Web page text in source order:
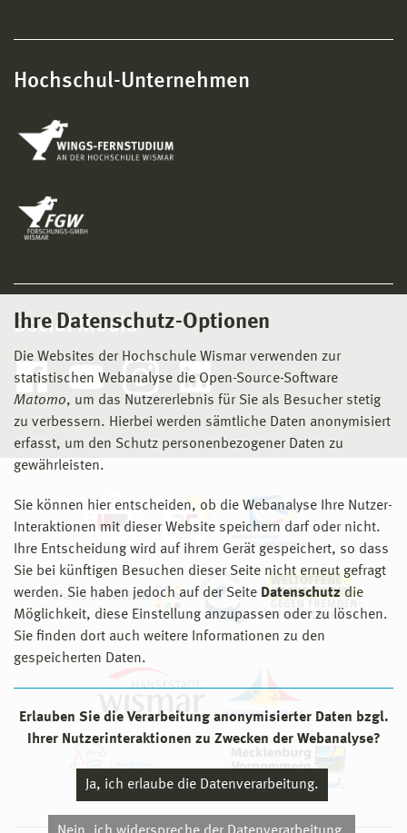
Ihre Datenschutz-Optionen
Die Websites der Hochschule Wismar verwenden zur
statistischen Webanalyse die Open-Source-Software
Matomo, um das Nutzererlebnis für Sie als Besucher stetig
zu verbessern. Hierbei werden sämtliche Daten anonymisiert
erfasst, um den Schutz personenbezogener Daten zu
gewährleisten.
Sie können hier entscheiden, ob die Webanalyse Ihre Nutzer-
Interaktionen mit dieser Website speichern darf oder nicht.
Ihre Entscheidung wird auf ihrem Gerät gespeichert, so dass
Sie bei künftigen Besuchen dieser Seite nicht erneut gefragt
werden. Sie haben jedoch auf der Seite Datenschutz die
Möglichkeit, diese Einstellung anzupassen oder zu löschen.
Sie finden dort auch weitere Informationen zu den
gespeicherten Daten.
Erlauben Sie die Verarbeitung anonymisierter Daten bzgl.
Ihrer Nutzerinteraktionen zu Zwecken der Webanalyse?
Ja, ich erlaube die Datenverarbeitung.
Hochschul-Unternehmen
Social Media